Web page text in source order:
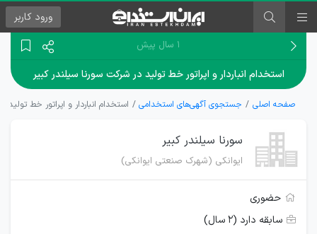
ورود کاربر
۱ سال پیش
استخدام انباردار و اپراتور خط تولید در شرکت سورنا سیلندر کبیر
صفحه اصلی جستجوی آگهی‌های استخدامی استخدام انباردار و اپراتور خط
سورنا سیلندر کبیر
ایوانکی (شهرک صنعتی ایوانکی)
حضوری
سابقه دارد (۲ سال)